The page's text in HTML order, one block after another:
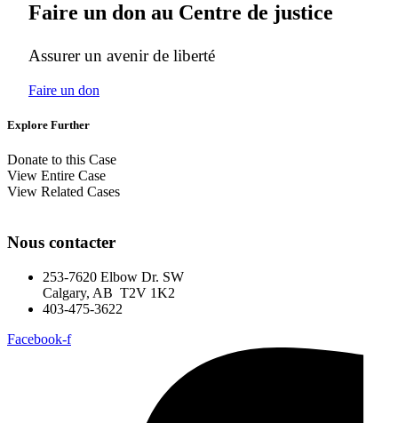
Faire un don au Centre de justice
Assurer un avenir de liberté
Faire un don
Explore Further
Donate to this Case
View Entire Case
View Related Cases
Nous contacter
253-7620 Elbow Dr. SW
Calgary, AB T2V 1K2
403-475-3622
Facebook-f